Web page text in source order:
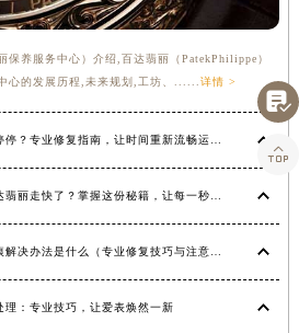
保养服务中心）介绍,百达翡丽（PatekPhilippe）
心的发展历程,未来规划,工坊、...... 详情 >
理：专业技巧，让爱表焕然一新

